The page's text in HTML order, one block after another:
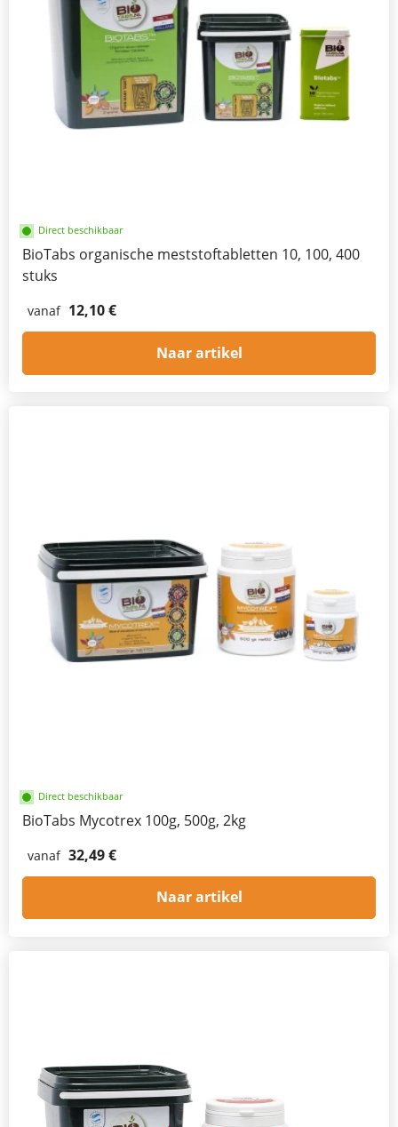
Direct beschikbaar
BioTabs organische meststoftabletten 10, 100, 400
stuks
vanaf 12,10 €
Naar artikel
Direct beschikbaar
BioTabs Mycotrex 100g, 500g, 2kg
vanaf 32,49 €
Naar artikel